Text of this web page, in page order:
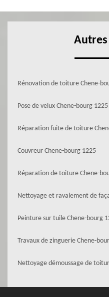
Autres
Rénovation de toiture Chene-
Pose de velux Chene-bourg 1225
Réparation fuite de toiture
Couvreur Chene-bourg 1225
Réparation de toiture Chene-
Nettoyage et ravalement de
Peinture sur tuile Chene-bourg
Travaux de zinguerie Chene-
Nettoyage démoussage de